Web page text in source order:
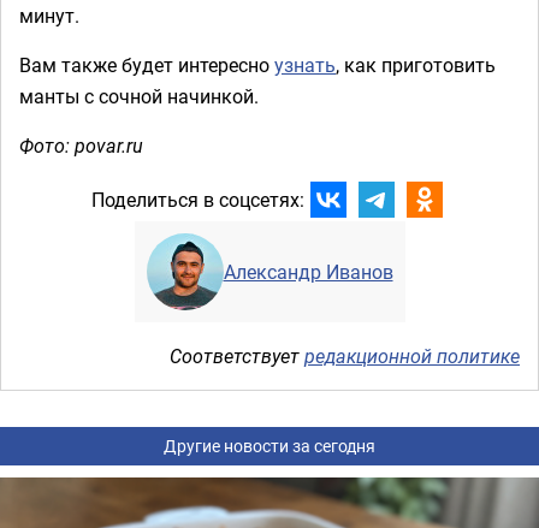
минут.
Вам также будет интересноузнать, как приготовить
манты с сочной начинкой.
Фото: povar.ru
Поделиться в соцсетях:
Александр Иванов
Соответствуетредакционной политике
Другие новости за сегодня